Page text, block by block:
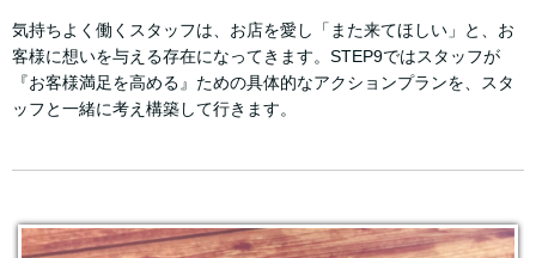
気持ちよく働くスタッフは、お店を愛し「また来てほしい」と、お
客様に想いを与える存在になってきます。STEP9ではスタッフが
『お客様満足を高める』ための具体的なアクションプランを、スタ
ッフと一緒に考え構築して行きます。